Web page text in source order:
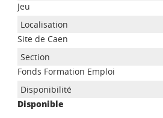
Jeu
Site de Caen
Fonds Formation Emploi
Disponible
Appels à projets